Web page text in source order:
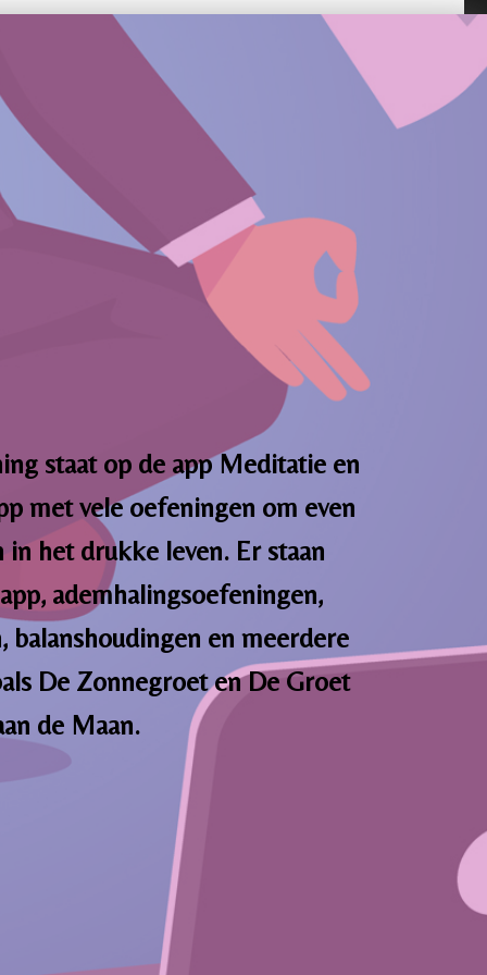
staat op de app Meditatie en
met vele oefeningen om even
het drukke leven. Er staan
ademhalingsoefeningen,
balanshoudingen en meerdere
De Zonnegroet en De Groet
de Maan.